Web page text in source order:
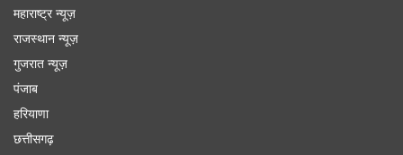
महाराष्ट्र न्यूज़
राजस्थान न्यूज़
गुजरात न्यूज़
पंजाब
हरियाणा
छत्तीसगढ़